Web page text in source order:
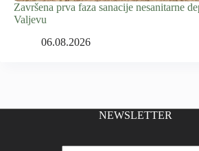
Završena prva faza sanacije nesanitarne
Valjevu
06.08.2026
NEWSLETTER